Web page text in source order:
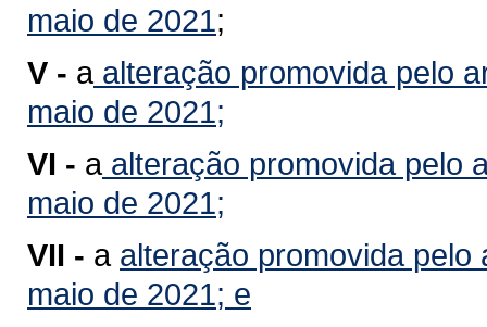
maio de 2021;
V - aalteração promovida pelo
maio de 2021;
VI - aalteração promovida pelo
maio de 2021;
VII - a alteração promovida pelo
maio de 2021; e